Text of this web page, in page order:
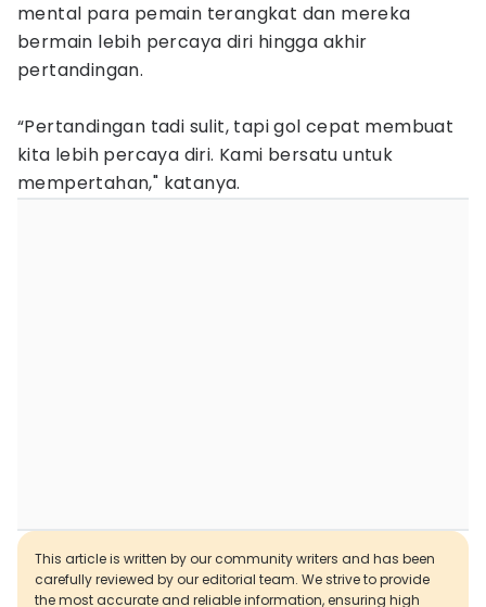
mental para pemain terangkat dan mereka
bermain lebih percaya diri hingga akhir
pertandingan.
“Pertandingan tadi sulit, tapi gol cepat membuat
kita lebih percaya diri. Kami bersatu untuk
mempertahan," katanya.
This article is written by our community writers and has been
carefully reviewed by our editorial team. We strive to provide
the most accurate and reliable information, ensuring high